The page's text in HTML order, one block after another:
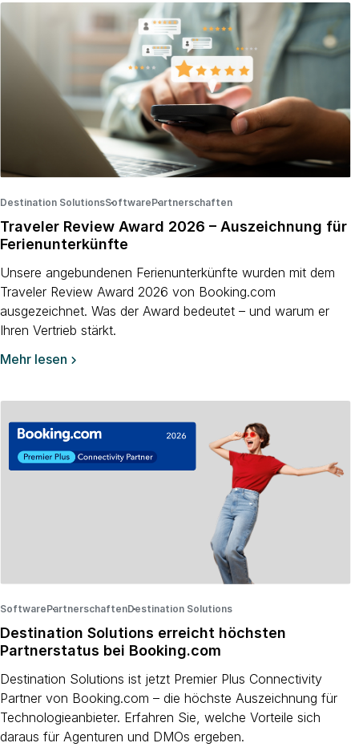
Destination Solutions ·
Software ·
Partnerschaften
Traveler Review Award 2026 – Auszeichnung für
Ferienunterkünfte
Unsere angebundenen Ferienunterkünfte wurden mit dem
Traveler Review Award 2026 von Booking.com
ausgezeichnet. Was der Award bedeutet – und warum er
Ihren Vertrieb stärkt.
Mehr lesen 
Software ·
Partnerschaften ·
Destination Solutions
Destination Solutions erreicht höchsten
Partnerstatus bei Booking.com
Destination Solutions ist jetzt Premier Plus Connectivity
Partner von Booking.com – die höchste Auszeichnung für
Technologieanbieter. Erfahren Sie, welche Vorteile sich
daraus für Agenturen und DMOs ergeben.